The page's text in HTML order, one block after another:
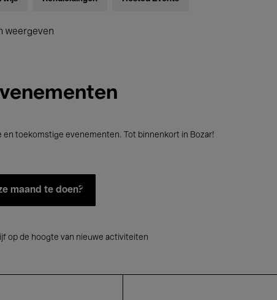
weergeven
toekomstige evenementen. Tot binnenkort in Bozar!
maand te doen?
op de hoogte van nieuwe activiteiten